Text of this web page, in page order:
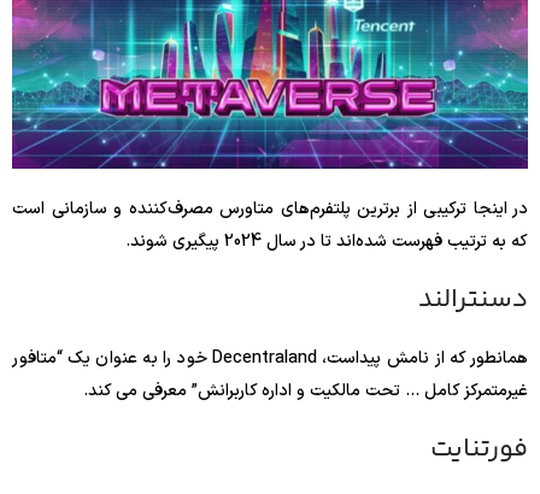
در اینجا ترکیبی از برترین پلتفرم‌های متاورس مصرف‌کننده و سازمانی است
که به ترتیب فهرست شده‌اند تا در سال 2024 پیگیری شوند.
دسنترالند
همانطور که از نامش پیداست، Decentraland خود را به عنوان یک “متافور
غیرمتمرکز کامل … تحت مالکیت و اداره کاربرانش” معرفی می کند.
فورتنایت